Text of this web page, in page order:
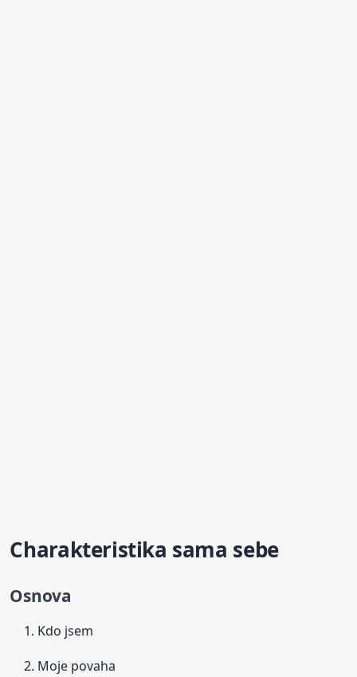
Charakteristika sama sebe
Osnova
Kdo jsem
Moje povaha